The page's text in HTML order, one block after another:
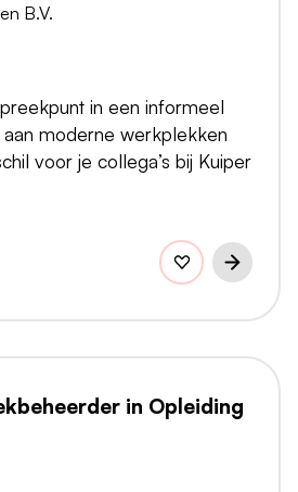
B.V.
in een informeel
moderne werkplekken
voor je collega’s bij Kuiper
in Opleiding